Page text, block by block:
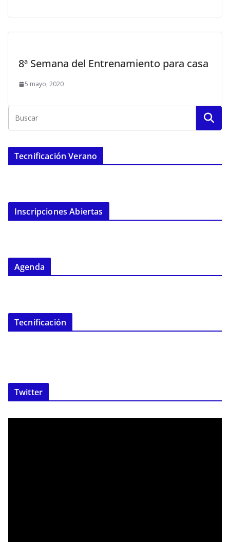
8ª Semana del Entrenamiento para casa
5 mayo, 2020
Tecnificación Verano
Inscripciones Abiertas
Agenda
Tecnificación
Twitter